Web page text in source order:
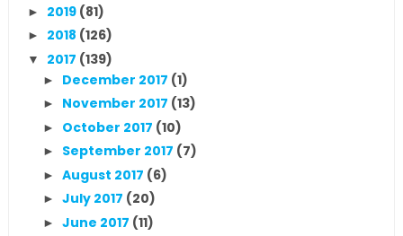
► 2019 (81)
► 2018 (126)
▼ 2017 (139)
► December 2017 (1)
► November 2017 (13)
► October 2017 (10)
► September 2017 (7)
► August 2017 (6)
► July 2017 (20)
► June 2017 (11)